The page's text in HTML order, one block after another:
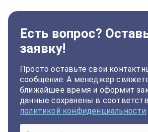
Есть вопрос?
заявку!
Просто оставьте свои
сообщение. А менеджер
ближайшее время и оформит
данные сохранены в
политикой конфиденциальности